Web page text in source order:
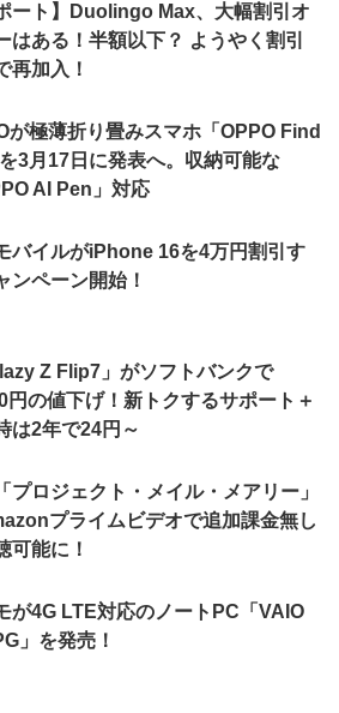
ート】Duolingo Max、大幅割引オ
はある！半額以下？ ようやく割引
再加入！
が極薄折り畳みスマホ「OPPO Find
3月17日に発表へ。収納可能な
AI Pen」対応
バイルがiPhone 16を4万円割引す
ンペーン開始！
Z Flip7」がソフトバンクで
円の値下げ！新トクするサポート＋
は2年で24円～
プロジェクト・メイル・メアリー」
プライムビデオで追加課金無し
可能に！
が4G LTE対応のノートPC「VAIO
」を発売！